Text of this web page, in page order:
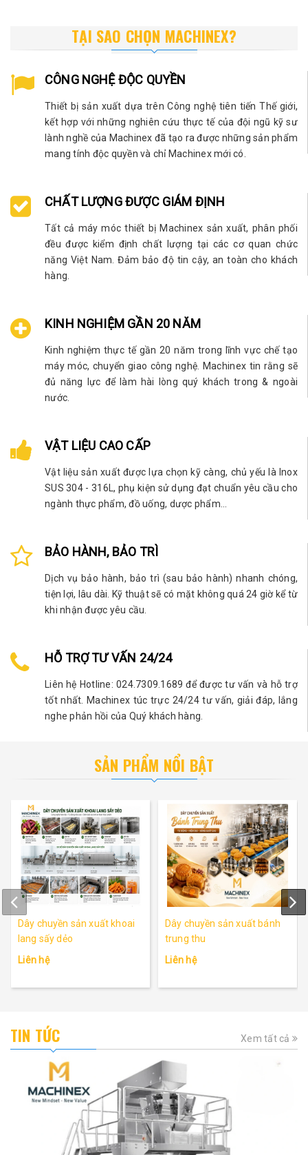
TẠI SAO CHỌN MACHINEX?
CÔNG NGHỆ ĐỘC QUYỀN
Thiết bị sản xuất dựa trên Công nghệ tiên tiến Thế giới,
kết hợp với những nghiên cứu thực tế của đội ngũ kỹ sư
lành nghề của Machinex đã tạo ra được những sản phẩm
mang tính độc quyền và chỉ Machinex mới có.
CHẤT LƯỢNG ĐƯỢC GIÁM ĐỊNH
Tất cả máy móc thiết bị Machinex sản xuất, phân phối
đều được kiểm định chất lượng tại các cơ quan chức
năng Việt Nam. Đảm bảo độ tin cậy, an toàn cho khách
hàng.
KINH NGHIỆM GẦN 20 NĂM
Kinh nghiệm thực tế gần 20 năm trong lĩnh vực chế tạo
máy móc, chuyển giao công nghệ. Machinex tin rằng sẽ
đủ năng lực để làm hài lòng quý khách trong & ngoài
nước.
VẬT LIỆU CAO CẤP
Vật liệu sản xuất được lựa chọn kỹ càng, chủ yếu là Inox
SUS 304 - 316L, phụ kiện sử dụng đạt chuẩn yêu cầu cho
ngành thực phẩm, đồ uống, dược phẩm...
BẢO HÀNH, BẢO TRÌ
Dịch vụ bảo hành, bảo trì (sau bảo hành) nhanh chóng,
tiện lợi, lâu dài. Kỹ thuật sẽ có mặt không quá 24 giờ kể từ
khi nhận được yêu cầu.
HỖ TRỢ TƯ VẤN 24/24
Liên hệ Hotline: 024.7309.1689 để được tư vấn và hỗ trợ
tốt nhất. Machinex túc trực 24/24 tư vấn, giải đáp, lắng
nghe phản hồi của Quý khách hàng.
SẢN PHẨM NỔI BẬT
Dây chuyền sản xuất khoai
lang sấy dẻo
Liên hệ
Dây chuyền sản xuất bánh
trung thu
Liên hệ
TIN TỨC Xem tất cả